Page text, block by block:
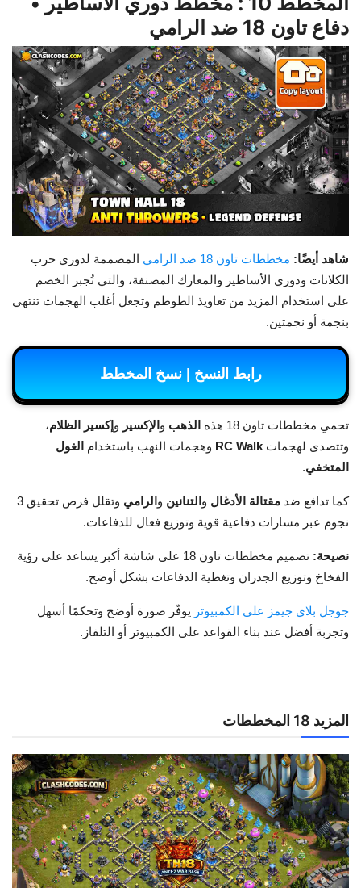
دفاع تاون 18 ضد الرامي
شاهد أيضًا: مخططات تاون 18 ضد الرامي
المصممة لدوري حرب
الكلانات ودوري الأساطير والمعارك المصنفة، والتي تُجبر الخصم
على استخدام المزيد من تعاويذ الطوطم وتجعل أغلب الهجمات تنتهي
بنجمة أو نجمتين.
رابط النسخ | نسخ المخطط
تحمي مخططات تاون 18 هذه الذهب و الإكسير و إكسير الظلام،
وتتصدى لهجمات RC Walk وهجمات النهب باستخدام الغول
المتخفي.
كما تدافع ضد مقتالة الأدغال و التنانين و الرامي
وتقلل فرص تحقيق 3
نجوم عبر مسارات دفاعية قوية وتوزيع فعال للدفاعات.
نصيحة:
تصميم مخططات تاون 18 على شاشة أكبر يساعد على رؤية
الفخاخ وتوزيع الجدران وتغطية الدفاعات بشكل أوضح.
جوجل بلاي جيمز على الكمبيوتر يوفّر صورة أوضح وتحكمًا أسهل
وتجربة أفضل عند بناء القواعد على الكمبيوتر أو التلفاز.
المزيد 18 المخططات